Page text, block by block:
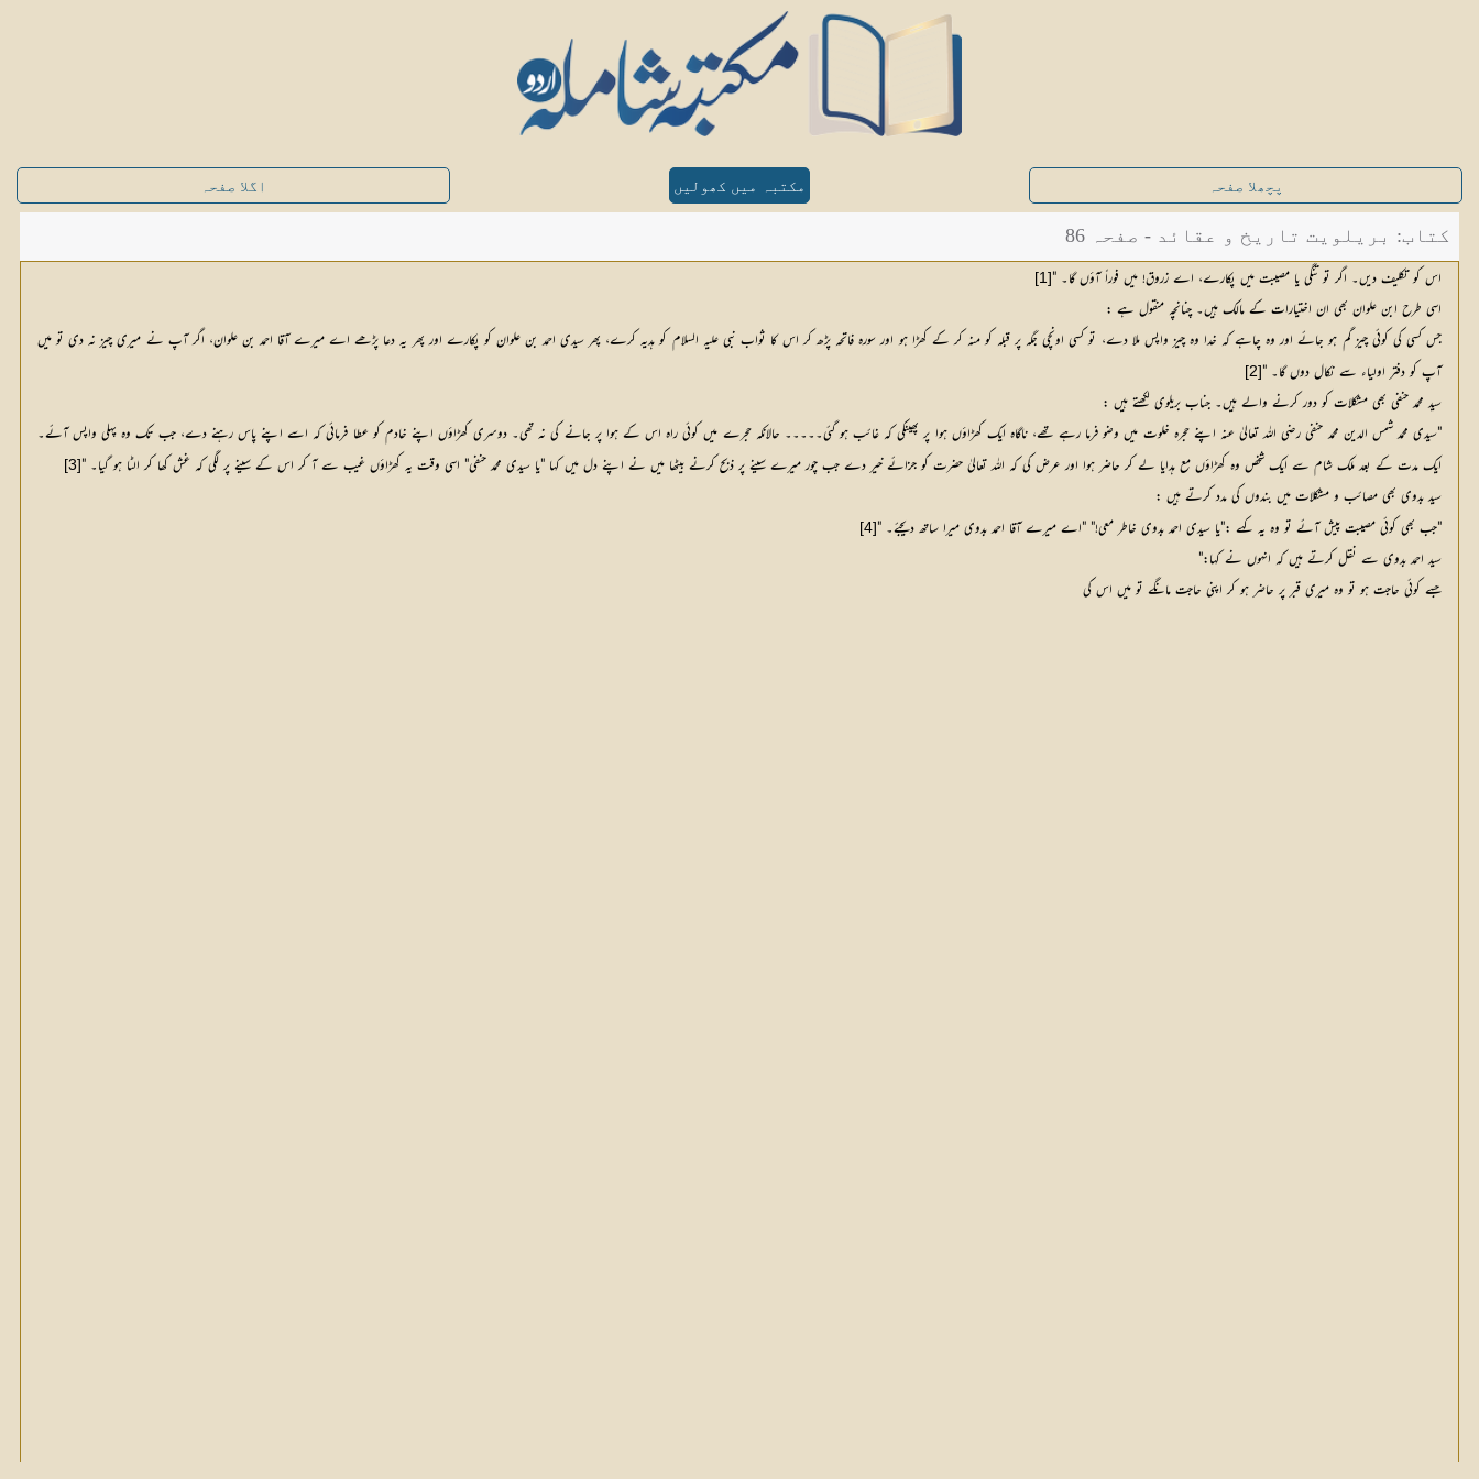
پچھلا صفحہ مکتبہ میں کھولیں اگلا صفحہ
کتاب: بریلویت تاریخ و عقائد - صفحہ 86
اس کو تکلیف دیں۔ اگر تو تنگی یا مصیبت میں پکارے، اے زروق! میں فوراً آؤں گا۔ "[1]
اسی طرح ابن علوان بھی ان اختیارات کے مالک ہیں۔ چنانچہ منقول ہے :
جس کسی کی کوئی چیز گم ہو جائے اور وہ چاہے کہ خدا وہ چیز واپس ملا دے، تو کسی اونچی جگہ پر قبلہ کو منہ کر کے کھڑا ہو اور سورہ فاتحہ پڑھ کر اس کا ثواب نبی علیہ السلام کو ہدیہ کرے، پھر سیدی احمد بن علوان کو پکارے اور پھر یہ دعا پڑھے اے میرے آقا احمد بن علوان، اگر آپ نے میری چیز نہ دی تو میں
آپ کو دفتر اولیاء سے نکال دوں گا۔ "[2]
سید محمد حنفی بھی مشکلات کو دور کرنے والے ہیں۔ جناب بریلوی لکھتے ہیں :
"سیدی محمد شمس الدین محمد حنفی رضی اللہ تعالیٰ عنہ اپنے حجرہ خلوت میں وضو فرما رہے تھے، ناگاہ ایک کھڑاؤں ہوا پر پھینکی کہ غائب ہو گئی۔۔۔۔۔ حالانکہ حجرے میں کوئی راہ اس کے ہوا پر جانے کی نہ تھی۔ دوسری کھڑاؤں اپنے خادم کو عطا فرمائی کہ اسے اپنے پاس رہنے دے، جب تک وہ پہلی واپس آئے۔
ایک مدت کے بعد ملک شام سے ایک شخص وہ کھڑاؤں مع ہدایا لے کر حاضر ہوا اور عرض کی کہ اللہ تعالیٰ حضرت کو جزائے خیر دے جب چور میرے سینے پر ذبح کرنے بیٹھا میں نے اپنے دل میں کہا "یا سیدی محمد حنفی" اسی وقت یہ کھڑاؤں غیب سے آ کر اس کے سینے پر لگی کہ غش کھا کر الٹا ہو گیا۔ "[3]
سید بدوی بھی مصائب و مشکلات میں بندوں کی مدد کرتے ہیں :
"جب بھی کوئی مصیبت پیش آئے تو وہ یہ کہے :"یا سیدی احمد بدوی خاطر معی!" "اے میرے آقا احمد بدوی میرا ساتھ دیجئے۔ "[4]
سید احمد بدوی سے نقل کرتے ہیں کہ انہوں نے کہا:"
جسے کوئی حاجت ہو تو وہ میری قبر پر حاضر ہو کر اپنی حاجت مانگے تو میں اس کی